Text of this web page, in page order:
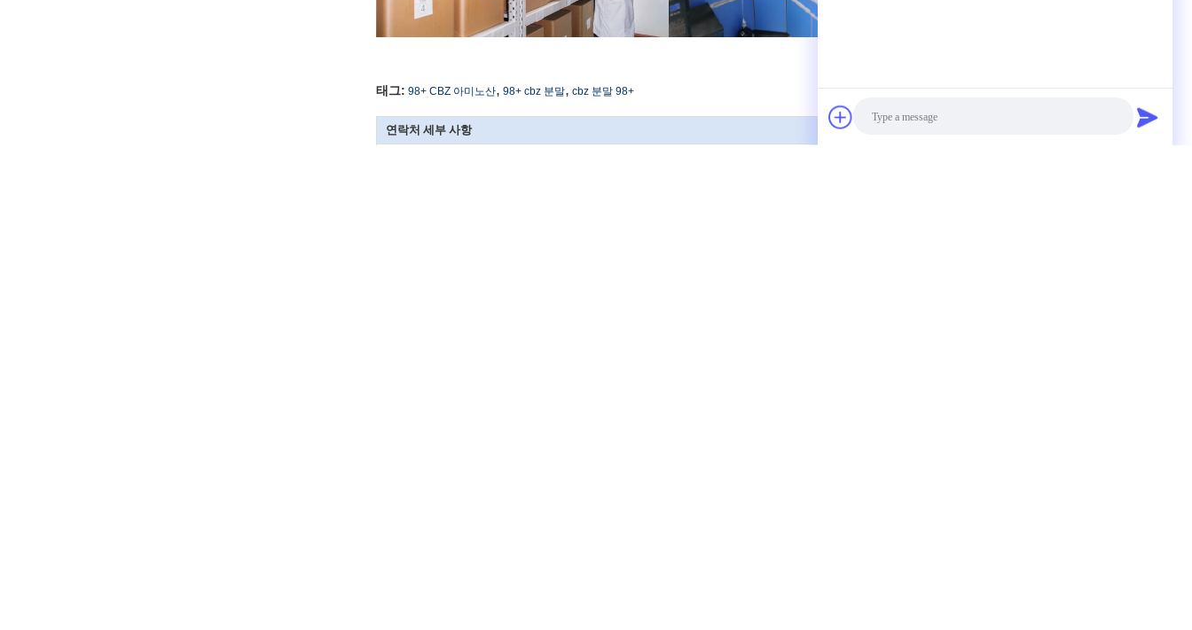
태그: 98+ CBZ 아미노산, 98+ cbz 분말, cbz 분말 98+
연락처 세부 사항